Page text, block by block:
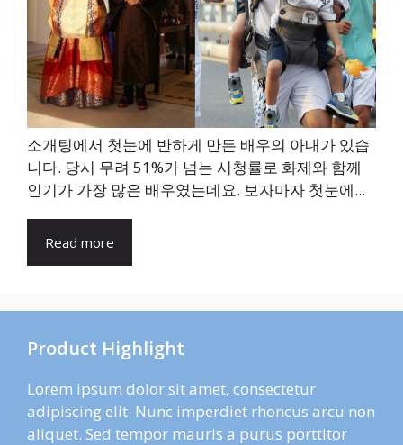
소개팅에서 첫눈에 반하게 만든 배우의 아내가 있습
니다. 당시 무려 51%가 넘는 시청률로 화제와 함께
인기가 가장 많은 배우였는데요. 보자마자 첫눈에...
Read more
Product Highlight
Lorem ipsum dolor sit amet, consectetur
adipiscing elit. Nunc imperdiet rhoncus arcu non
aliquet. Sed tempor mauris a purus porttitor